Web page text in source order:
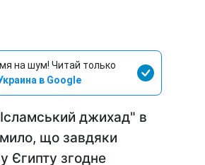
на шум! Читай только
в Google
джихад" в
що завдяки
Єгипту згодне